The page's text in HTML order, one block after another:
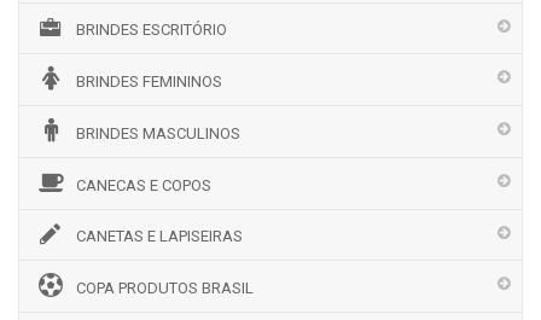
BRINDES ESCRITÓRIO
BRINDES FEMININOS
BRINDES MASCULINOS
CANECAS E COPOS
CANETAS E LAPISEIRAS
COPA PRODUTOS BRASIL